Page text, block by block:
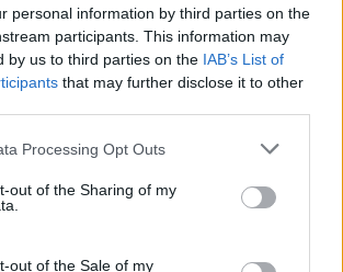
personal information by third parties on the
participants. This information may
by us to third parties on the IAB’s List of
that may further disclose it to other
Processing Opt Outs
out of the Sharing of my
out of the Sale of my
braquet pour Mortirolo + Gavia en juin 2011
Ascensions réservées aux cyclistes